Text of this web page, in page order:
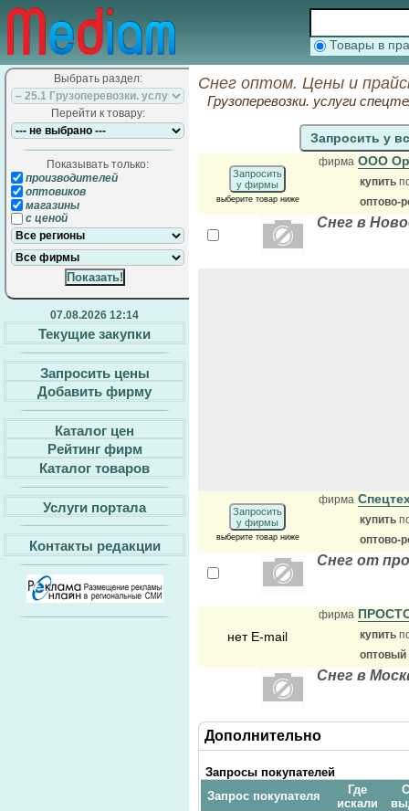
Товары в
Выбрать раздел:
Перейти к товару:
Показывать только:
производителей
оптовиков
магазины
с ценой
07.08.2026 12:14
Текущие закупки
Запросить цены
Добавить фирму
Каталог цен
Рейтинг фирм
Каталог товаров
Услуги портала
Контакты редакции
Снег оптом. Цены и
Грузоперевозки. услуги
Запросить у
Запросить
у фирмы
выберите товар ниже
фирма ООО
купить
оптово-
Снег в
Запросить
у фирмы
выберите товар ниже
фирма
купить
оптово-
Снег от
нет E-mail
фирма
купить
оптовый
Снег в
Дополнительно
Запросы покупателей
Запрос покупателя
Где
искали